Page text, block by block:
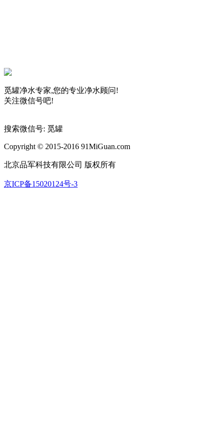
觅罐净水专家,您的专业净水顾问!
关注微信号吧!
搜索微信号: 觅罐
Copyright © 2015-2016 91MiGuan.com
北京品军科技有限公司 版权所有
京ICP备15020124号-3